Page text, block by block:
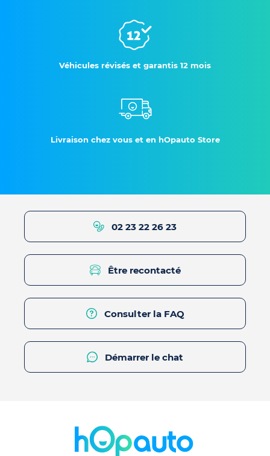
Véhicules révisés et garantis 12 mois
Livraison chez vous et en hOpauto Store
02 23 22 26 23
Être recontacté
Consulter la FAQ
Démarrer le chat